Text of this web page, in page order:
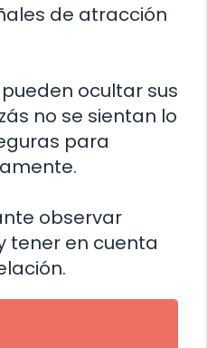
de atracción
ocultar sus
no se sientan lo
para
observar
tener en cuenta